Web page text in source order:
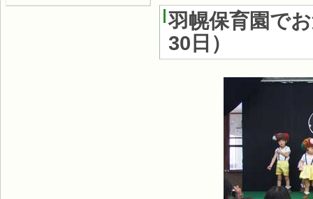
羽幌保育園で
30日 ）